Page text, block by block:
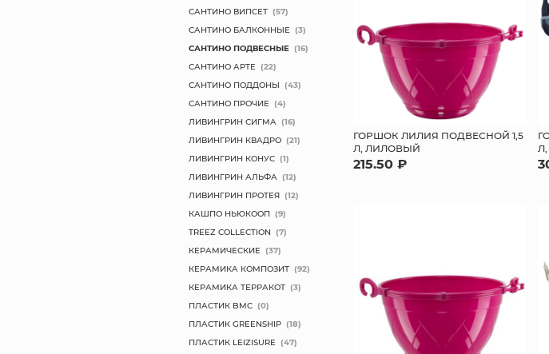
ГОРШОК ЛИЛИЯ ПОДВЕСНОЙ 1,5
Л, ЛИЛОВЫЙ
215.50 ₽
САНТИНО ВИПСЕТ (57)
САНТИНО БАЛКОННЫЕ (3)
САНТИНО ПОДВЕСНЫЕ (16)
САНТИНО АРТЕ (22)
САНТИНО ПОДДОНЫ (43)
САНТИНО ПРОЧИЕ (4)
ЛИВИНГРИН СИГМА (16)
ЛИВИНГРИН КВАДРО (21)
ЛИВИНГРИН КОНУС (1)
ЛИВИНГРИН АЛЬФА (12)
ЛИВИНГРИН ПРОТЕЯ (12)
КАШПО НЬЮКООП (9)
TREEZ COLLECTION (7)
КЕРАМИЧЕСКИЕ (37)
КЕРАМИКА КОМПОЗИТ (92)
КЕРАМИКА ТЕРРАКОТ (3)
ПЛАСТИК BMC (0)
ПЛАСТИК GREENSHIP (18)
ПЛАСТИК LEIZISURE (47)